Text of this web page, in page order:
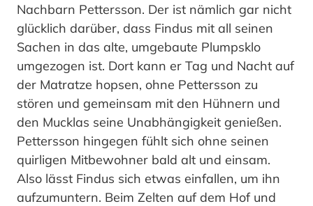
Nachbarn Pettersson. Der ist nämlich gar nicht
glücklich darüber, dass Findus mit all seinen
Sachen in das alte, umgebaute Plumpsklo
umgezogen ist. Dort kann er Tag und Nacht auf
der Matratze hopsen, ohne Pettersson zu
stören und gemeinsam mit den Hühnern und
den Mucklas seine Unabhängigkeit genießen.
Pettersson hingegen fühlt sich ohne seinen
quirligen Mitbewohner bald alt und einsam.
Also lässt Findus sich etwas einfallen, um ihn
aufzumuntern. Beim Zelten auf dem Hof und